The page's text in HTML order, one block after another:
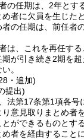
の任期は、2年とす
め者に欠員を生じた
の任期は、前任者
は、これを再任す
期が引き続き2期を
。
・追加)
提出)
法第17条第1項各号
り意見取りまとめ者
ができるものとする
者を経由すること